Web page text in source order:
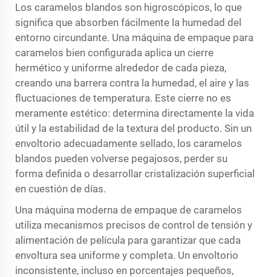
Los caramelos blandos son higroscópicos, lo que
significa que absorben fácilmente la humedad del
entorno circundante. Una máquina de empaque para
caramelos bien configurada aplica un cierre
hermético y uniforme alrededor de cada pieza,
creando una barrera contra la humedad, el aire y las
fluctuaciones de temperatura. Este cierre no es
meramente estético: determina directamente la vida
útil y la estabilidad de la textura del producto. Sin un
envoltorio adecuadamente sellado, los caramelos
blandos pueden volverse pegajosos, perder su
forma definida o desarrollar cristalización superficial
en cuestión de días.
Una máquina moderna de empaque de caramelos
utiliza mecanismos precisos de control de tensión y
alimentación de película para garantizar que cada
envoltura sea uniforme y completa. Un envoltorio
inconsistente, incluso en porcentajes pequeños,